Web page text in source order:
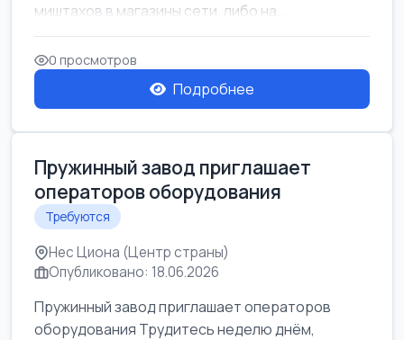
миштахов в магазины сети, либо на...
0 просмотров
Подробнее
Пружинный завод приглашает
операторов оборудования
Требуются
Нес Циона (Центр страны)
Опубликовано: 18.06.2026
Пружинный завод приглашает операторов
оборудования Трудитесь неделю днём,